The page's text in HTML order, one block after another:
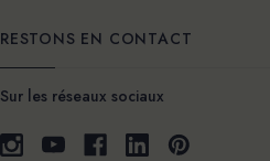
RESTONS EN CONTACT
Sur les réseaux sociaux